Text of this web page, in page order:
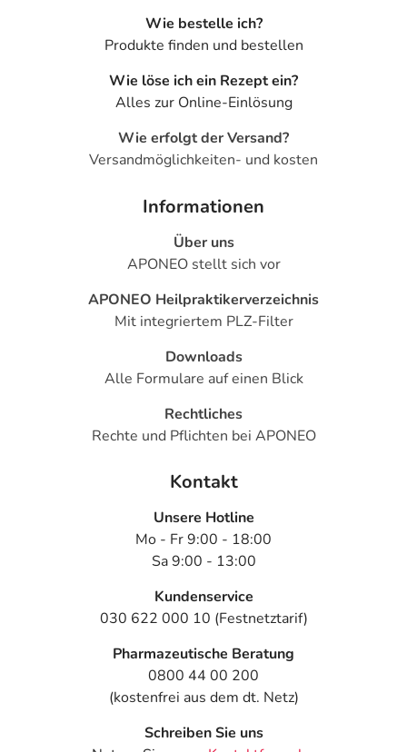
Wie bestelle ich?
Produkte finden und bestellen
Wie löse ich ein Rezept ein?
Alles zur Online-Einlösung
Wie erfolgt der Versand?
Versandmöglichkeiten- und kosten
Informationen
Über uns
APONEO stellt sich vor
APONEO Heilpraktikerverzeichnis
Mit integriertem PLZ-Filter
Downloads
Alle Formulare auf einen Blick
Rechtliches
Rechte und Pflichten bei APONEO
Kontakt
Unsere Hotline
Mo - Fr 9:00 - 18:00
Sa 9:00 - 13:00
Kundenservice
030 622 000 10 (Festnetztarif)
Pharmazeutische Beratung
0800 44 00 200
(kostenfrei aus dem dt. Netz)
Schreiben Sie uns